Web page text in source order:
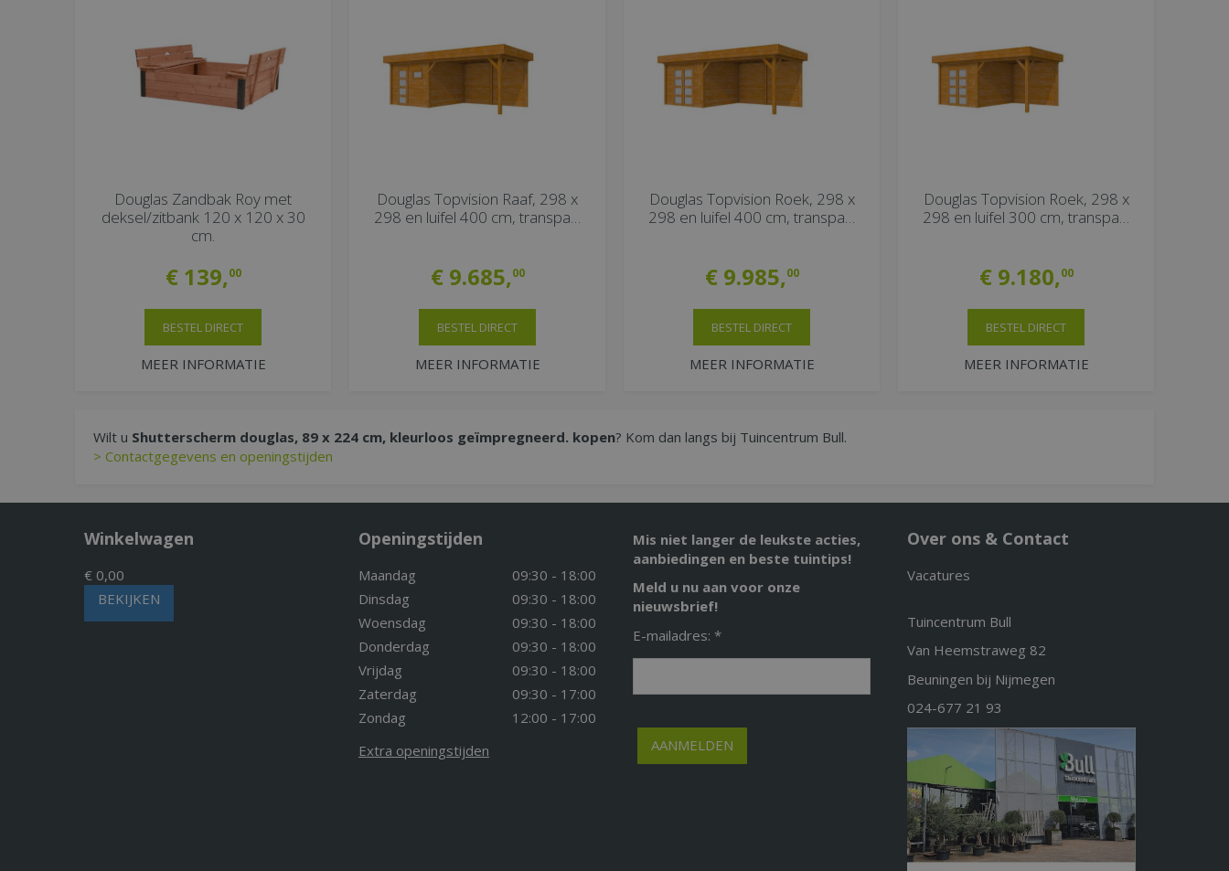
Douglas Zandbak Roy met
deksel/zitbank 120 x 120 x 30
cm.
€ 139,00
MEER INFORMATIE
BESTEL DIRECT
Douglas Topvision Raaf, 298 x
298 en luifel 400 cm, transpa…
€ 9.685,00
MEER INFORMATIE
BESTEL DIRECT
Douglas Topvision Roek, 298 x
298 en luifel 400 cm, transpa…
€ 9.985,00
MEER INFORMATIE
BESTEL DIRECT
Douglas Topvision Roek, 298 x
298 en luifel 300 cm, transpa…
€ 9.180,00
MEER INFORMATIE
BESTEL DIRECT
Wilt u Shutterscherm douglas, 89 x 224 cm, kleurloos geïmpregneerd. kopen? Kom dan langs bij Tuincentrum Bull.
> Contactgegevens en openingstijden
Winkelwagen
€ 0,00
BEKIJKEN
Openingstijden
Maandag
09:30 - 18:00
Dinsdag
09:30 - 18:00
Woensdag
09:30 - 18:00
Donderdag
09:30 - 18:00
Vrijdag
09:30 - 18:00
Zaterdag
09:30 - 17:00
Zondag
12:00 - 17:00
Extra openingstijden
Mis niet langer de leukste acties,
aanbiedingen en beste tuintips!
Meld u nu aan voor onze
nieuwsbrief!
E-mailadres: *
Over ons & Contact
Vacatures
Tuincentrum Bull
Van Heemstraweg 82
Beuningen bij Nijmegen
024-677 21 93